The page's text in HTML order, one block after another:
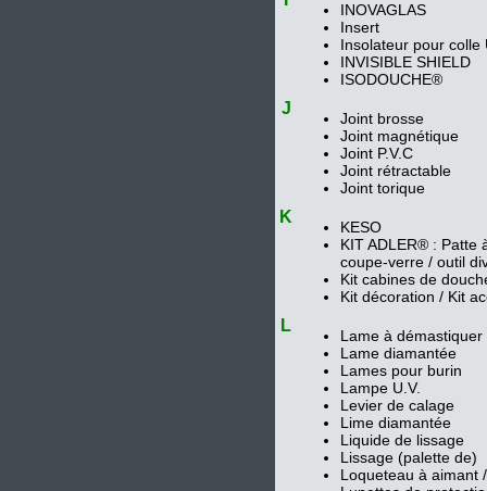
INOVAGLAS
Insert
Insolateur pour colle
INVISIBLE SHIELD
ISODOUCHE®
J
Joint brosse
Joint magnétique
Joint P.V.C
Joint rétractable
Joint torique
K
KESO
KIT ADLER® : Patte
coupe-verre / outil
Kit cabines de
Kit décoration / Kit
L
Lame à démastiquer
Lame diamantée
Lames pour burin
Lampe U.V.
Levier de calage
Lime diamantée
Liquide de lissage
Lissage (palette de)
Loqueteau à aimant